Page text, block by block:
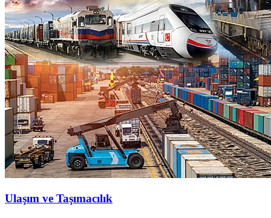
Ulaşım ve Taşımacılık